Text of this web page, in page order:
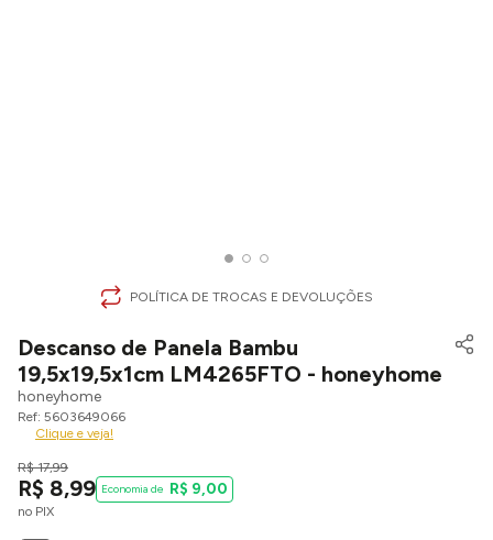
POLÍTICA DE TROCAS E DEVOLUÇÕES
Descanso de Panela Bambu
19,5x19,5x1cm LM4265FTO - honeyhome
honeyhome
5603649066
Clique e veja!
R$ 17,99
R$ 8,99
no PIX
R$ 9,00